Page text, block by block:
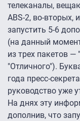
телеканалы,
ABS-2, во-вторых,
запустить 5-6
(на данный
из трех пакетов —
"Отличного").
года пресс-
руководство уже
На днях эту
дополнив, что